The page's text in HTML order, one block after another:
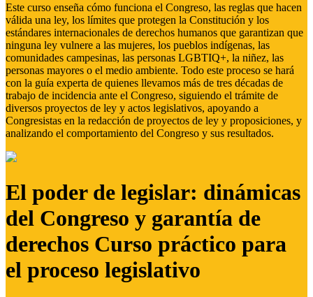
Este curso enseña cómo funciona el Congreso, las reglas que hacen
válida una ley, los límites que protegen la Constitución y los
estándares internacionales de derechos humanos que garantizan que
ninguna ley vulnere a las mujeres, los pueblos indígenas, las
comunidades campesinas, las personas LGBTIQ+, la niñez, las
personas mayores o el medio ambiente. Todo este proceso se hará
con la guía experta de quienes llevamos más de tres décadas de
trabajo de incidencia ante el Congreso, siguiendo el trámite de
diversos proyectos de ley y actos legislativos, apoyando a
Congresistas en la redacción de proyectos de ley y proposiciones, y
analizando el comportamiento del Congreso y sus resultados.
El poder de legislar: dinámicas
del Congreso y garantía de
derechos Curso práctico para
el proceso legislativo